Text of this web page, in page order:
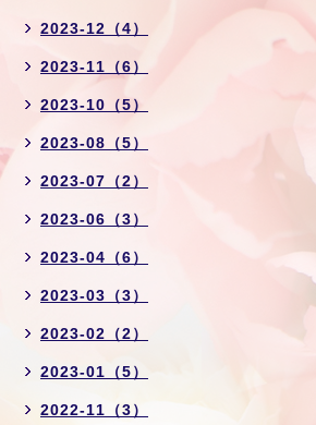
2023-12（4）
2023-11（6）
2023-10（5）
2023-08（5）
2023-07（2）
2023-06（3）
2023-04（6）
2023-03（3）
2023-02（2）
2023-01（5）
2022-11（3）